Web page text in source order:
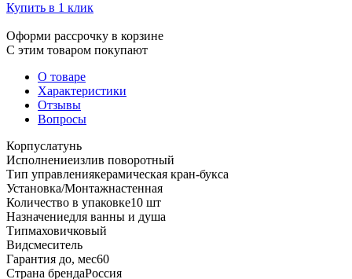
Купить в 1 клик
Оформи рассрочку в корзине
С этим товаром покупают
О товаре
Характеристики
Отзывы
Вопросы
Корпуслатунь
Исполнениеизлив поворотный
Тип управлениякерамическая кран-букса
Установка/Монтажнастенная
Количество в упаковке10 шт
Назначениедля ванны и душа
Типмаховичковый
Видсмеситель
Гарантия до, мес60
Страна брендаРоссия